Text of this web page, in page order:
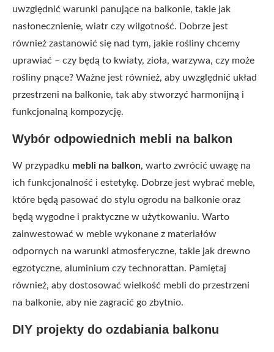
uwzględnić warunki panujące na balkonie, takie jak
nasłonecznienie, wiatr czy wilgotność. Dobrze jest
również zastanowić się nad tym, jakie rośliny chcemy
uprawiać – czy będą to kwiaty, zioła, warzywa, czy może
rośliny pnące? Ważne jest również, aby uwzględnić układ
przestrzeni na balkonie, tak aby stworzyć harmonijną i
funkcjonalną kompozycję.
Wybór odpowiednich mebli na balkon
W przypadku mebli na balkon, warto zwrócić uwagę na
ich funkcjonalność i estetykę. Dobrze jest wybrać meble,
które będą pasować do stylu ogrodu na balkonie oraz
będą wygodne i praktyczne w użytkowaniu. Warto
zainwestować w meble wykonane z materiałów
odpornych na warunki atmosferyczne, takie jak drewno
egzotyczne, aluminium czy technorattan. Pamiętaj
również, aby dostosować wielkość mebli do przestrzeni
na balkonie, aby nie zagracić go zbytnio.
DIY projekty do ozdabiania balkonu